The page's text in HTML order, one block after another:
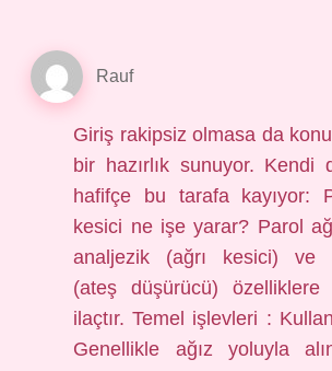
Rauf
Giriş rakipsiz olmasa da
bir hazırlık sunuyor. Kendi
hafifçe bu tarafa kayıyor:
kesici ne işe yarar? Parol
analjezik (ağrı kesici) ve
(ateş düşürücü)
ilaçtır. Temel işlevleri :
Genellikle ağız yoluyla